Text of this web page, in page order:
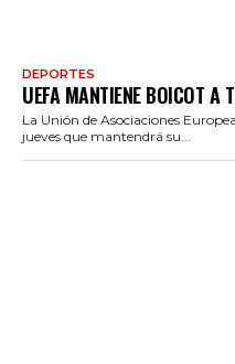
DEPORTES
UEFA MANTIENE BOICOT A
La Unión de Asociaciones
jueves que mantendrá su...